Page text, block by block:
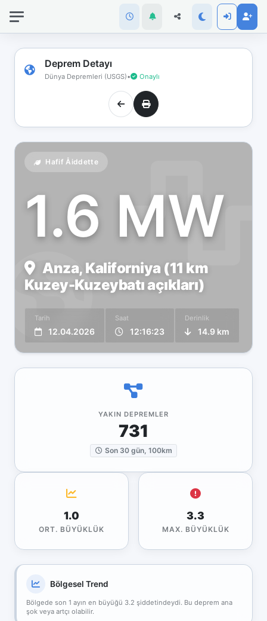
Deprem Detayı
Dünya Depremleri (USGS)• Onaylı
Hafif Åiddette
1.6 MW
Anza, Kaliforniya (11 km
Kuzey-Kuzeybatı açıkları)
Tarih
12.04.2026
Saat
12:16:23
Derinlik
14.9 km
YAKIN DEPREMLER
731
Son 30 gün, 100km
1.0
ORT. BÜYÜKLÜK
3.3
MAX. BÜYÜKLÜK
Bölgesel Trend
Bölgede son 1 ayın en büyüğü 3.2 şiddetindeydi. Bu deprem ana
şok veya artçı olabilir.
bağlantınız
koptu!
Çevrimdışı
moddasınız.